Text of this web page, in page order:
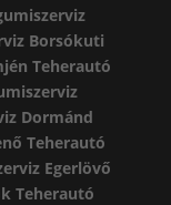
Borsókuti
Teherautó
Dormánd
Teherautó
Egerlövő
Teherautó